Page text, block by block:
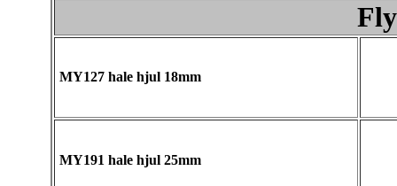
MY127 hale hjul 18mm
MY191 hale hjul 25mm